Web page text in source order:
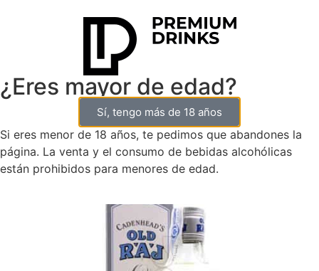
¿Eres mayor de edad?
Sí, tengo más de 18 años
Si eres menor de 18 años, te pedimos que abandones la
página. La venta y el consumo de bebidas alcohólicas
están prohibidos para menores de edad.